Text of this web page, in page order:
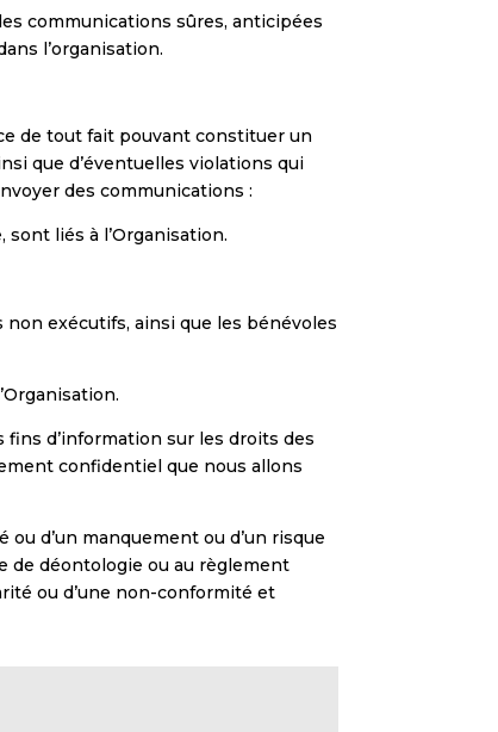
communications sûres, anticipées
l’organisation.
de tout fait pouvant constituer un
que d’éventuelles violations qui
des communications :
liés à l’Organisation.
exécutifs, ainsi que les bénévoles
d’information sur les droits des
confidentiel que nous allons
d’un manquement ou d’un risque
de déontologie ou au règlement
ou d’une non-conformité et